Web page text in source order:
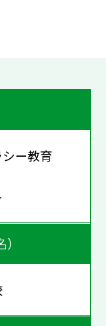
シー教育